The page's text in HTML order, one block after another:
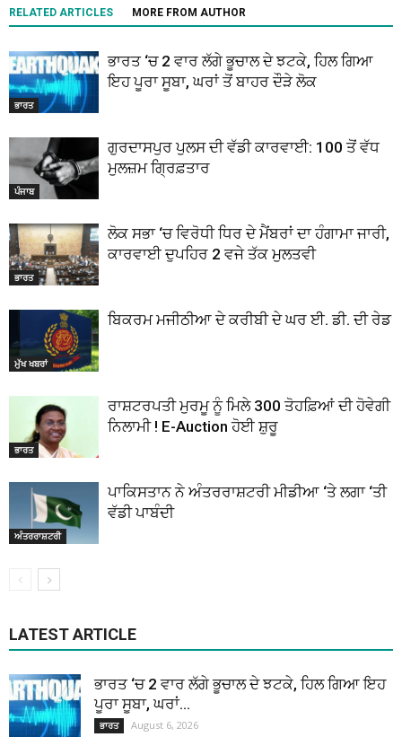
RELATED ARTICLES MORE FROM AUTHOR
ਭਾਰਤ
ਭਾਰਤ ‘ਚ 2 ਵਾਰ ਲੱਗੇ ਭੂਚਾਲ ਦੇ ਝਟਕੇ, ਹਿਲ ਗਿਆ
ਇਹ ਪੂਰਾ ਸੂਬਾ, ਘਰਾਂ ਤੋਂ ਬਾਹਰ ਦੌੜੇ ਲੋਕ
ਪੰਜਾਬ
ਗੁਰਦਾਸਪੁਰ ਪੁਲਸ ਦੀ ਵੱਡੀ ਕਾਰਵਾਈ: 100 ਤੋਂ ਵੱਧ
ਮੁਲਜ਼ਮ ਗ੍ਰਿਫ਼ਤਾਰ
ਭਾਰਤ
ਲੋਕ ਸਭਾ ‘ਚ ਵਿਰੋਧੀ ਧਿਰ ਦੇ ਮੈਂਬਰਾਂ ਦਾ ਹੰਗਾਮਾ ਜਾਰੀ,
ਕਾਰਵਾਈ ਦੁਪਹਿਰ 2 ਵਜੇ ਤੱਕ ਮੁਲਤਵੀ
ਮੁੱਖ ਖਬਰਾਂ
ਬਿਕਰਮ ਮਜੀਠੀਆ ਦੇ ਕਰੀਬੀ ਦੇ ਘਰ ਈ. ਡੀ. ਦੀ ਰੇਡ
ਭਾਰਤ
ਰਾਸ਼ਟਰਪਤੀ ਮੁਰਮੂ ਨੂੰ ਮਿਲੇ 300 ਤੋਹਫ਼ਿਆਂ ਦੀ ਹੋਵੇਗੀ
ਨਿਲਾਮੀ ! E-Auction ਹੋਈ ਸ਼ੁਰੂ
ਅੰਤਰਰਾਸ਼ਟਰੀ
ਪਾਕਿਸਤਾਨ ਨੇ ਅੰਤਰਰਾਸ਼ਟਰੀ ਮੀਡੀਆ ‘ਤੇ ਲਗਾ ‘ਤੀ
ਵੱਡੀ ਪਾਬੰਦੀ
LATEST ARTICLE
ਭਾਰਤ ‘ਚ 2 ਵਾਰ ਲੱਗੇ ਭੂਚਾਲ ਦੇ ਝਟਕੇ, ਹਿਲ ਗਿਆ ਇਹ
ਪੂਰਾ ਸੂਬਾ, ਘਰਾਂ...
ਭਾਰਤ August 6, 2026